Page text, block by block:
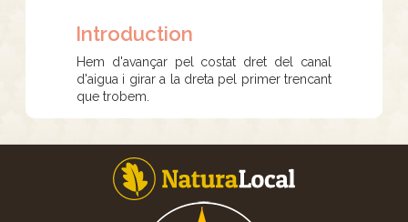
Introduction
Hem d'avançar pel costat dret del canal
d'aigua i girar a la dreta pel primer trencant
que trobem.